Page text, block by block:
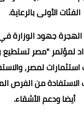
الفئات الأولى بالرعاية.
الهجرة جهود الوزارة
لمؤتمر "مصر تستطيع
لمصر،
الاستفادة من الفرص
أيضا ودعم الأشقاء.